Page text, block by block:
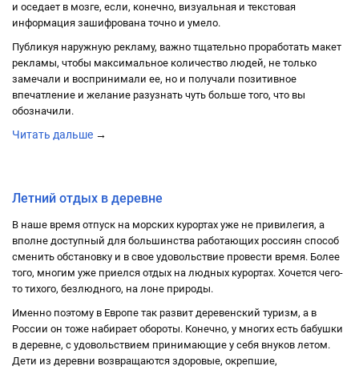
и оседает в мозге, если, конечно, визуальная и текстовая
информация зашифрована точно и умело.
Публикуя наружную рекламу, важно тщательно проработать макет
рекламы, чтобы максимальное количество людей, не только
замечали и воспринимали ее, но и получали позитивное
впечатление и желание разузнать чуть больше того, что вы
обозначили.
Читать дальше →
Летний отдых в деревне
В наше время отпуск на морских курортах уже не привилегия, а
вполне доступный для большинства работающих россиян способ
сменить обстановку и в свое удовольствие провести время. Более
того, многим уже приелся отдых на людных курортах. Хочется чего-
то тихого, безлюдного, на лоне природы.
Именно поэтому в Европе так развит деревенский туризм, а в
России он тоже набирает обороты. Конечно, у многих есть бабушки
в деревне, с удовольствием принимающие у себя внуков летом.
Дети из деревни возвращаются здоровые, окрепшие,